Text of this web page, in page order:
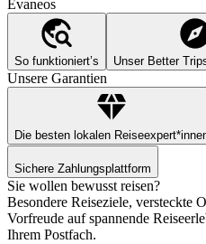
Evaneos
So funktioniert’s Unser Better
Unsere Garantien
Die besten lokalen
Sichere Zahlungsplattform
Sie wollen bewusst reisen?
Besondere Reiseziele, versteckte
Vorfreude auf spannende
Ihrem Postfach.